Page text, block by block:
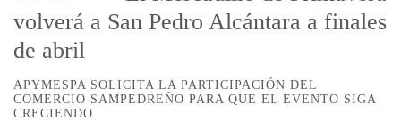
volverá a San Pedro Alcántara a finales
de abril
APYMESPA SOLICITA LA PARTICIPACIÓN DEL
COMERCIO SAMPEDREÑO PARA QUE EL EVENTO SIGA
CRECIENDO